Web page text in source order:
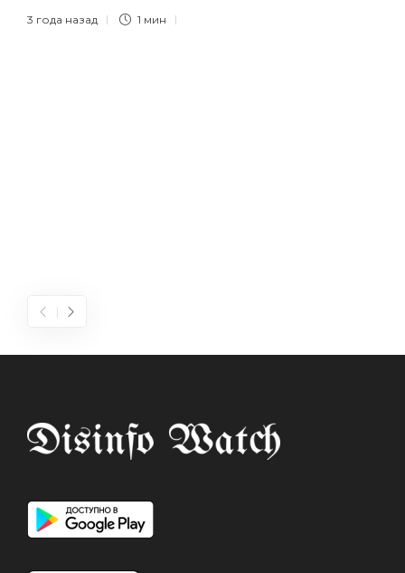
3 года назад 1 мин